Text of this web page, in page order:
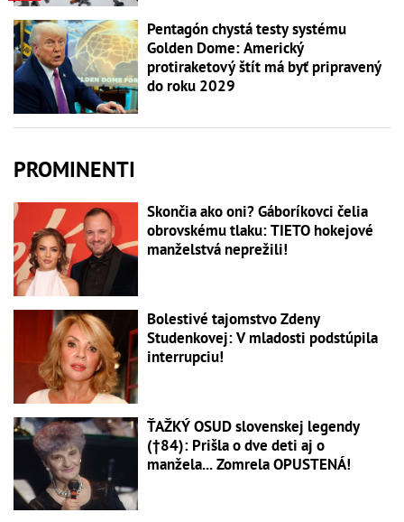
Pentagón chystá testy systému
Golden Dome: Americký
protiraketový štít má byť pripravený
do roku 2029
PROMINENTI
Skončia ako oni? Gáboríkovci čelia
obrovskému tlaku: TIETO hokejové
manželstvá neprežili!
Bolestivé tajomstvo Zdeny
Studenkovej: V mladosti podstúpila
interrupciu!
ŤAŽKÝ OSUD slovenskej legendy
(†84): Prišla o dve deti aj o
manžela... Zomrela OPUSTENÁ!